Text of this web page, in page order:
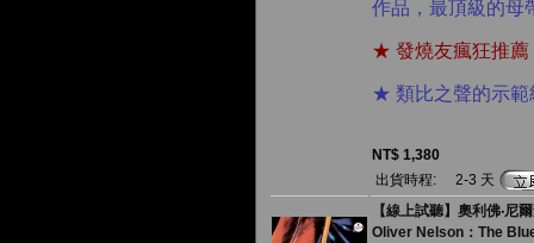
作品，最頂級的母
★ 發燒友瘋狂推薦
★ 類比之聲的示範
NT$ 1,380
出貨時程:
2-3 天
【線上試聽】奧利佛‧尼
Oliver Nelson：The